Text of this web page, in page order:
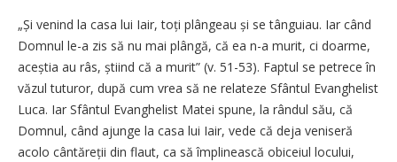
„Și venind la casa lui Iair, toți plângeau și se tânguiau. Iar când
Domnul le-a zis să nu mai plângă, că ea n-a murit, ci doarme,
aceștia au râs, știind că a murit” (v. 51-53). Faptul se petrece în
văzul tuturor, după cum vrea să ne relateze Sfântul Evanghelist
Luca. Iar Sfântul Evanghelist Matei spune, la rândul său, că
Domnul, când ajunge la casa lui Iair, vede că deja veniseră
acolo cântăreții din flaut, ca să împlinească obiceiul locului,